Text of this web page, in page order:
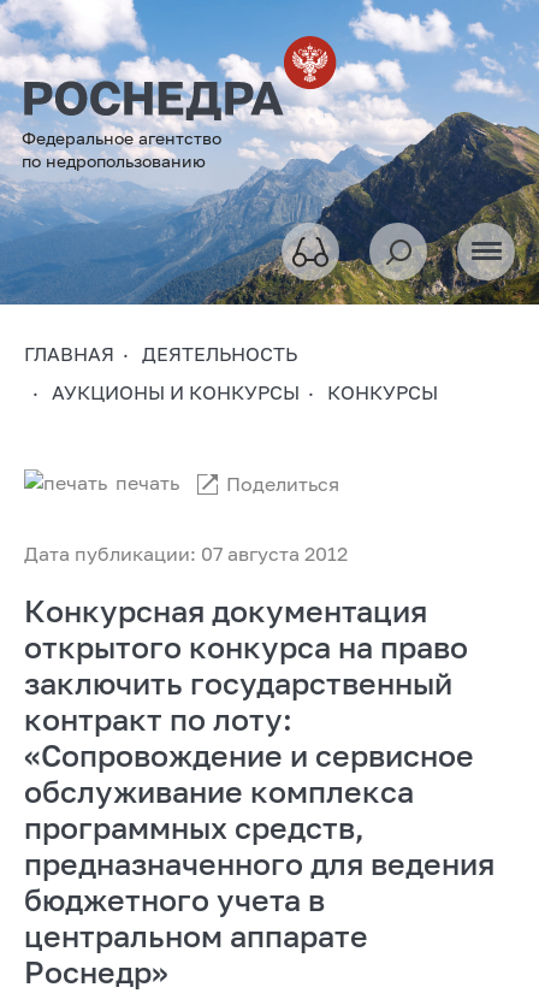
Федеральное агентство
по недропользованию
ГЛАВНАЯ
ДЕЯТЕЛЬНОСТЬ
АУКЦИОНЫ И КОНКУРСЫ
КОНКУРСЫ
Дата публикации: 07 августа 2012
печать Поделиться
Конкурсная документация
открытого конкурса на право
заключить государственный
контракт по лоту:
«Сопровождение и сервисное
обслуживание комплекса
программных средств,
предназначенного для ведения
бюджетного учета в
центральном аппарате
Роснедр»